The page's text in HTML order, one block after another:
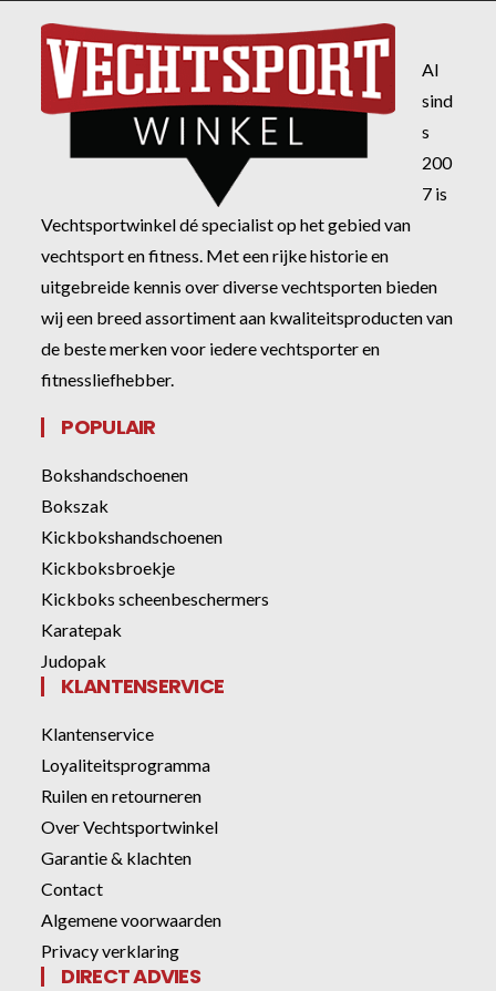
Al
sind
s
200
7 is
Vechtsportwinkel dé specialist op het gebied van
vechtsport en fitness. Met een rijke historie en
uitgebreide kennis over diverse vechtsporten bieden
wij een breed assortiment aan kwaliteitsproducten van
de beste merken voor iedere vechtsporter en
fitnessliefhebber.
POPULAIR
Bokshandschoenen
Bokszak
Kickbokshandschoenen
Kickboksbroekje
Kickboks scheenbeschermers
Karatepak
Judopak
KLANTENSERVICE
Klantenservice
Loyaliteitsprogramma
Ruilen en retourneren
Over Vechtsportwinkel
Garantie & klachten
Contact
Algemene voorwaarden
Privacy verklaring
DIRECT ADVIES